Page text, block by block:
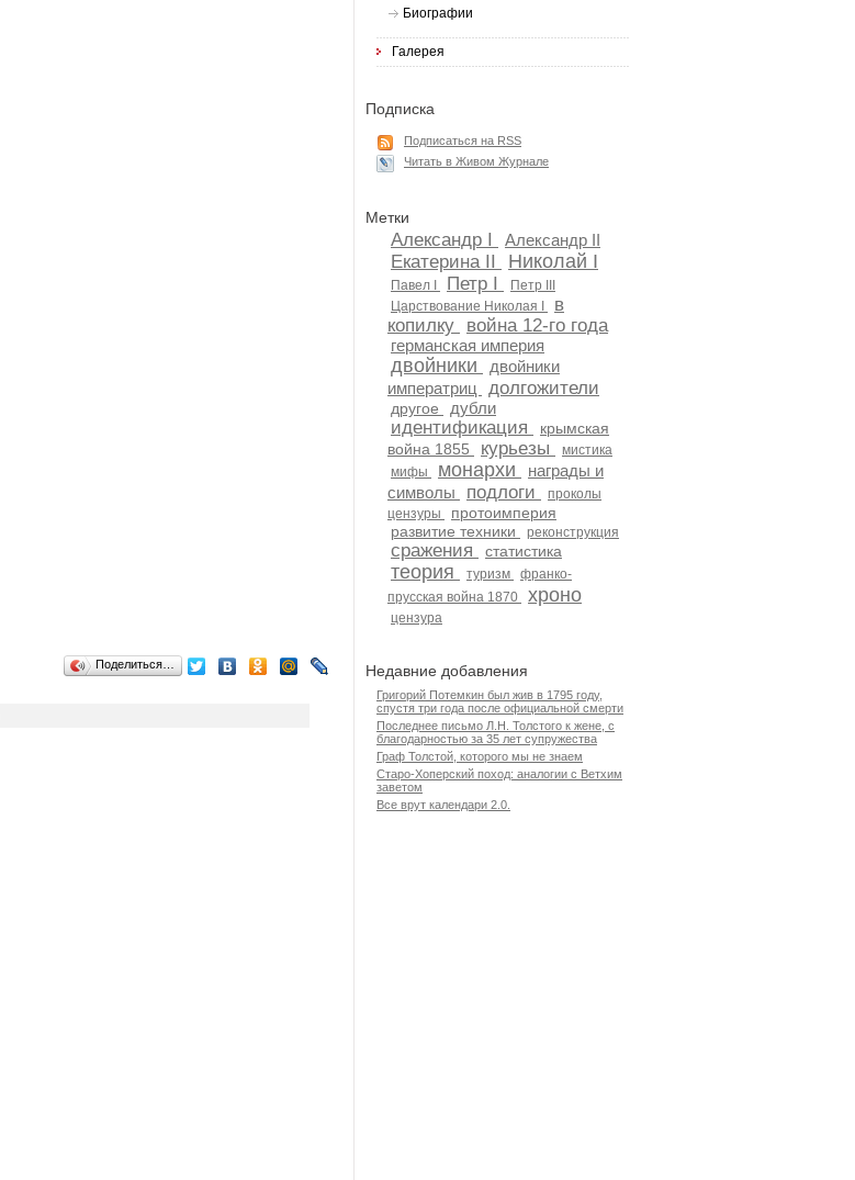
Поделиться…
Биографии
Галерея
Подписка
Подписаться на RSS
Читать в Живом Журнале
Метки
Александр I Александр II
Екатерина II Николай I
Павел I Петр I
Петр III
Царствование Николая I
в
копилку
война 12-го года
германская империя
двойники
двойники
императриц
долгожители
другое дубли
идентификация
крымская
война 1855
курьезы
мистика
мифы
монархи
награды и
символы
подлоги
проколы
цензуры
протоимперия
развитие техники
реконструкция
сражения статистика
теория туризм
франко-
прусская война 1870
хроно
цензура
Недавние добавления
Григорий Потемкин был жив в 1795 году,
спустя три года после официальной смерти
Последнее письмо Л.Н. Толстого к жене, с
благодарностью за 35 лет супружества
Граф Толстой, которого мы не знаем
Старо-Хоперский поход: аналогии с Ветхим
заветом
Все врут календари 2.0.